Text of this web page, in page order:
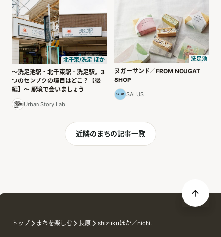
北千束/洗足 ほか
〜洗足池駅・北千束駅・洗足駅。3
つのセンゾクの境目はどこ？【後
編】〜 駅境で会いましょう
Urban Story Lab.
洗足池
ヌガーサンド／FROM NOUGAT
SHOP
SALUS
近隣のまちの記事一覧
トップ まちを楽しむ 長原 shizukuほか／nichi.